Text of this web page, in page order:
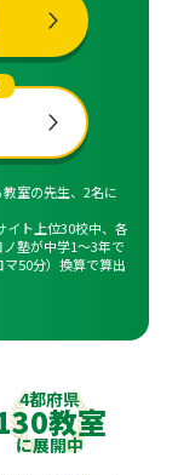
室の先生、2名に
ト上位30校中、各
塾が中学1〜3年で
50分）換算で算出
4都府県
教室
に展開中